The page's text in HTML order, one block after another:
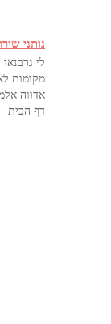
נותני
לי גרבנאו
מקומות
אדווה
דף הבית